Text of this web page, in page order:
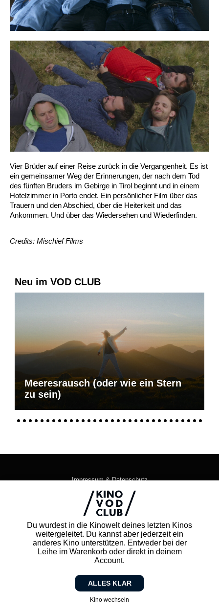
Du wurdest in die Kinowelt deines letzten Kinos
weitergeleitet. Du kannst aber jederzeit ein
anderes Kino unterstützen. Entweder bei der
Leihe im Warenkorb oder direkt in deinem
Account.
ALLES KLAR
Kino wechseln
Vier Brüder auf einer Reise zurück in die Vergangenheit. Es ist
ein gemeinsamer Weg der Erinnerungen, der nach dem Tod
des fünften Bruders im Gebirge in Tirol beginnt und in einem
Hotelzimmer in Porto endet. Ein persönlicher Film über das
Trauern und den Abschied, über die Heiterkeit und das
Ankommen. Und über das Wiedersehen und Wiederfinden.
Credits: Mischief Films
Neu im VOD CLUB
Meeresrausch (oder wie ein Stern
zu sein)
Impressum & Datenschutz
AGB
Kontakt
FAQ
Newsletter
Partner